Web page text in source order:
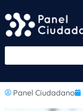
Panel Ciudadano